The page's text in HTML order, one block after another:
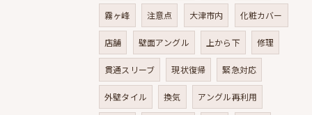
霧ヶ峰 注意点 大津市内 化粧カバー
店舗 壁面アングル 上から下 修理
貫通スリーブ 現状復帰 緊急対応
外壁タイル 換気 アングル再利用